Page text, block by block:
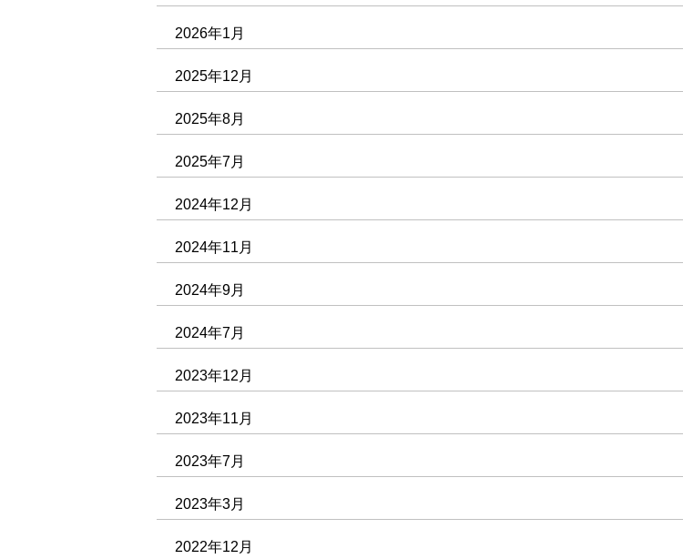
2026年1月
2025年12月
2025年8月
2025年7月
2024年12月
2024年11月
2024年9月
2024年7月
2023年12月
2023年11月
2023年7月
2023年3月
2022年12月